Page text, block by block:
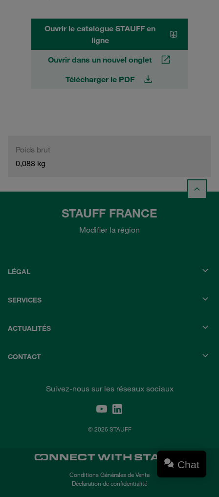
Ouvrir le catalogue STAUFF en
ligne
Ouvrir dans un nouvel onglet
Télécharger le PDF
Poids brut
0,088 kg
STAUFF FRANCE
Modifier la région
LÉGAL
SERVICES
ACTUALITÉS
CONTACT
Suivez-nous sur les réseaux sociaux
© 2026 STAUFF
Conditions Générales de Vente
Déclaration de confidentialité
Chat